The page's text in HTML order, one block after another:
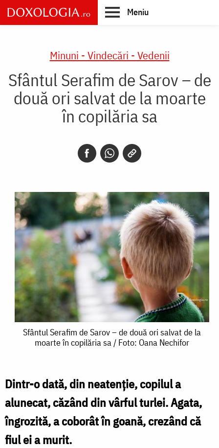
Skip
to
main
Meniu
Minuni - Vindecări - Vedenii
Sfântul Serafim de Sarov – de
două ori salvat de la moarte
în copilăria sa
Sfântul
Serafim
Sarov
–
de
două
Sfântul Serafim de Sarov – de două ori salvat de la
moarte în copilăria sa / Foto: Oana Nechifor
Dintr-o dată, din neatenţie, copilul a
alunecat, căzând din vârful turlei. Agata,
îngrozită, a coborât în goană, crezând că
fiul ei a murit.